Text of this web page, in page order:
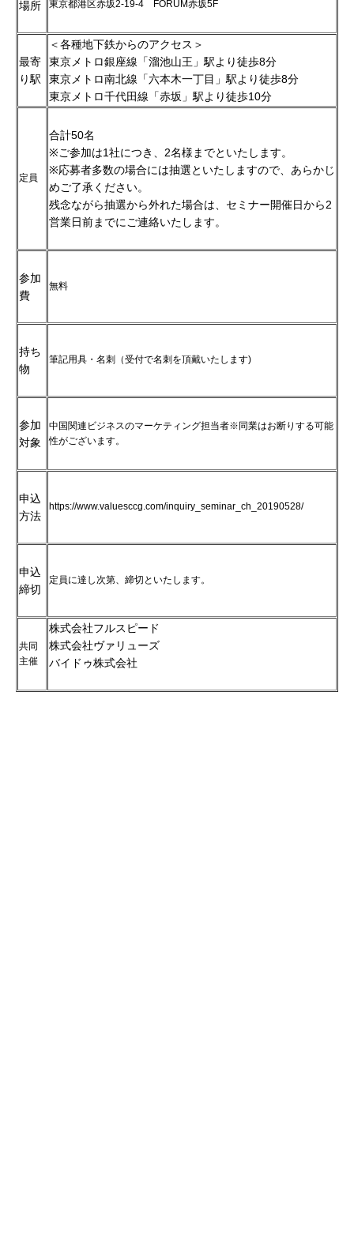
場所 東京都港区赤坂2-19-4 FORUM赤坂5F
最寄
り駅
＜各種地下鉄からのアクセス＞
東京メトロ銀座線「溜池山王」駅より徒歩8分
東京メトロ南北線「六本木一丁目」駅より徒歩8分
東京メトロ千代田線「赤坂」駅より徒歩10分
定員
合計50名
※ご参加は1社につき、2名様までといたします。
※応募者多数の場合には抽選といたしますので、あらかじ
めご了承ください。
残念ながら抽選から外れた場合は、セミナー開催日から2
営業日前までにご連絡いたします。
参加
費
無料
持ち
物
筆記用具・名刺（受付で名刺を頂戴いたします)
参加
対象
中国関連ビジネスのマーケティング担当者※同業はお断りする可能
性がございます。
申込
方法
https://www.valuesccg.com/inquiry_seminar_ch_20190528/
申込
締切
定員に達し次第、締切といたします。
共同
主催
株式会社フルスピード
株式会社ヴァリューズ
バイドゥ株式会社